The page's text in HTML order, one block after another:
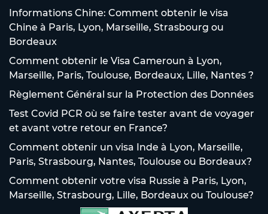
Informations Chine: Comment obtenir le visa
Chine à Paris, Lyon, Marseille, Strasbourg ou
Bordeaux
Comment obtenir le Visa Cameroun à Lyon,
Marseille, Paris, Toulouse, Bordeaux, Lille, Nantes ?
Règlement Général sur la Protection des Données
Test Covid PCR où se faire tester avant de voyager
et avant votre retour en France?
Comment obtenir un visa Inde à Lyon, Marseille,
Paris, Strasbourg, Nantes, Toulouse ou Bordeaux?
Comment obtenir votre visa Russie à Paris, Lyon,
Marseille, Strasbourg, Lille, Bordeaux ou Toulouse?